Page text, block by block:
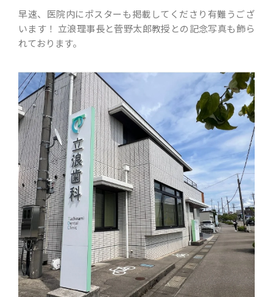
早速、医院内にポスターも掲載してくださり有難うござ
います！ 立浪理事長と菅野太郎教授との記念写真も飾ら
れております。